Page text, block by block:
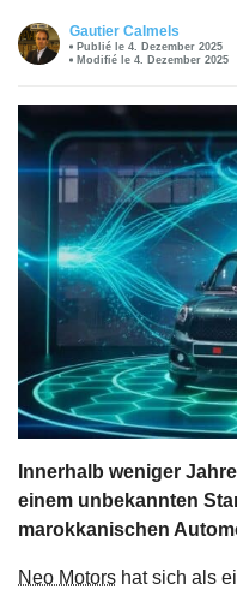
Gautier Calmels
Publié le 4. Dezember 2025
Modifié le 4. Dezember 2025
Innerhalb weniger
einem unbekannten
marokkanischen
Neo Motors hat sich als